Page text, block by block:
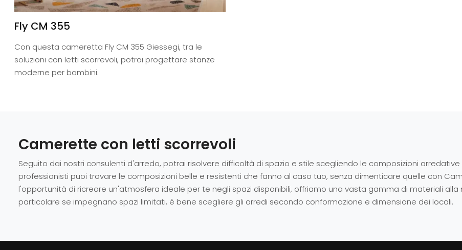
Fly CM 355
Con questa cameretta Fly CM 355 Giessegi, tra le
soluzioni con letti scorrevoli, potrai progettare stanze
moderne per bambini.
Camerette con letti scorrevoli
Seguito dai nostri consulenti d'arredo, potrai risolvere difficoltà di spazio e stile scegliendo le composizioni
professionisti puoi trovare le composizioni belle e resistenti che fanno al caso tuo, senza dimenticare quelle con
l'opportunità di ricreare un'atmosfera ideale per te negli spazi disponibili, offriamo una vasta gamma di materiali
particolare se impegnano spazi limitati, è bene scegliere gli arredi secondo conformazione e dimensione dei locali.